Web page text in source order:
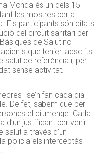
Monda és un dels 15
les mostres per a
Els participants són citats
del circuit sanitari per
de Salut no
que tenien adscrits
salut de referència i, per
sense activitat.
i se’n fan cada dia,
De fet, sabem que per
el diumenge. Cada
d’un justificant per venir
salut a través d’un
policia els interceptàs,